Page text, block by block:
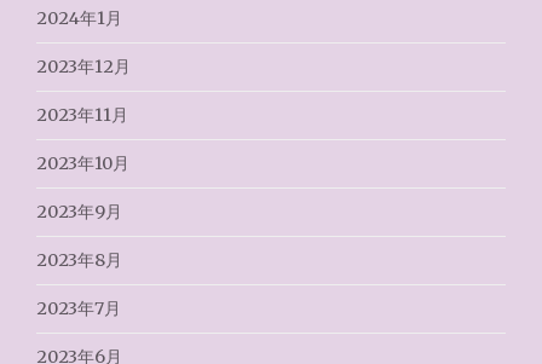
2024年1月
2023年12月
2023年11月
2023年10月
2023年9月
2023年8月
2023年7月
2023年6月